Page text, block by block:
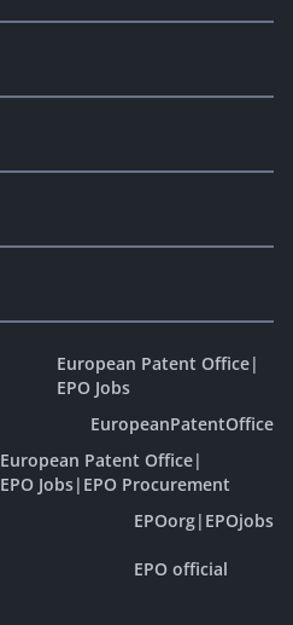
European Patent Office|
EPO Jobs
EuropeanPatentOffice
European Patent Office|
EPO Jobs| EPO Procurement
EPOorg| EPOjobs
EPO official